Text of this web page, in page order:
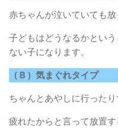
赤ちゃんが泣いていても放
子どもはどうなるかとい
ない子になります。
（Ｂ）気まぐれタイプ
ちゃんとあやしに行ったり
疲れたからと言って放置